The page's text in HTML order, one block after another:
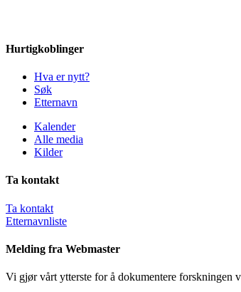
Hurtigkoblinger
Hva er nytt?
Søk
Etternavn
Kalender
Alle media
Kilder
Ta kontakt
Ta kontakt
Etternavnliste
Melding fra Webmaster
Vi gjør vårt ytterste for å dokumentere forskningen